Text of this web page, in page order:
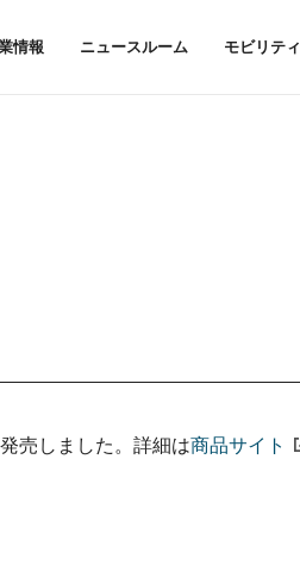
情報 ニュースルーム モビリティ
売しました。詳細は商品サイト